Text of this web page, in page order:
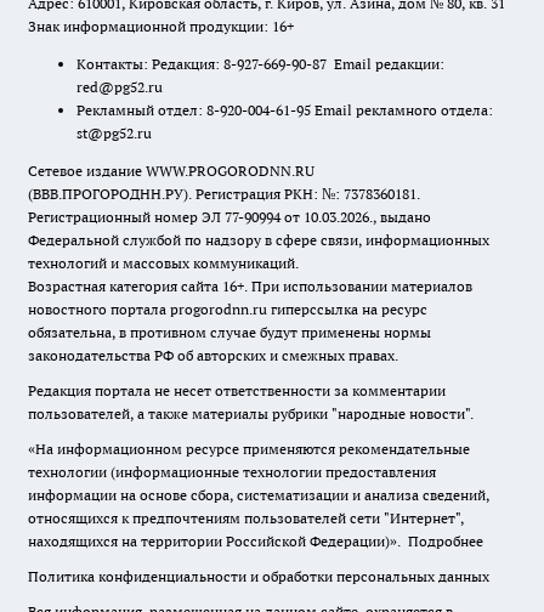
Знак информационной продукции: 16+
Контакты: Редакция: 8-927-669-90-87 Email редакции:
red@pg52.ru
Рекламный отдел: 8-920-004-61-95 Email рекламного отдела:
st@pg52.ru
Сетевое издание WWW.PROGORODNN.RU
(ВВВ.ПРОГОРОДНН.РУ). Регистрация РКН: №: 7378360181.
Регистрационный номер ЭЛ 77-90994 от 10.03.2026., выдано
Федеральной службой по надзору в сфере связи, информационных
технологий и массовых коммуникаций.
Возрастная категория сайта 16+. При использовании материалов
новостного портала progorodnn.ru гиперссылка на ресурс
обязательна, в противном случае будут применены нормы
законодательства РФ об авторских и смежных правах.
Редакция портала не несет ответственности за комментарии
пользователей, а также материалы рубрики "народные новости".
«На информационном ресурсе применяются рекомендательные
технологии (информационные технологии предоставления
информации на основе сбора, систематизации и анализа сведений,
относящихся к предпочтениям пользователей сети "Интернет",
находящихся на территории Российской Федерации)». Подробнее
Политика конфиденциальности и обработки персональных данных